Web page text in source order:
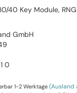
40 Key Module,
GmbH
0
1-2 Werktage (Ausland